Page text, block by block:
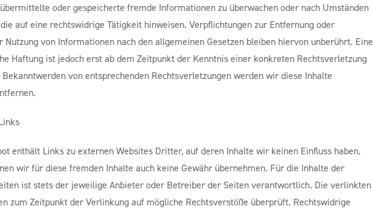
oder gespeicherte fremde Informationen zu überwachen oder nach Umständen
auf eine rechtswidrige Tätigkeit hinweisen. Verpflichtungen zur Entfernung oder
Nutzung von Informationen nach den allgemeinen Gesetzen bleiben hiervon unberührt. Eine
Haftung ist jedoch erst ab dem Zeitpunkt der Kenntnis einer konkreten Rechtsverletzung
von entsprechenden Rechtsverletzungen werden wir diese Inhalte
enthält Links zu externen Websites Dritter, auf deren Inhalte wir keinen Einfluss haben.
wir für diese fremden Inhalte auch keine Gewähr übernehmen. Für die Inhalte der
ist stets der jeweilige Anbieter oder Betreiber der Seiten verantwortlich. Die verlinkten
zum Zeitpunkt der Verlinkung auf mögliche Rechtsverstöße überprüft. Rechtswidrige